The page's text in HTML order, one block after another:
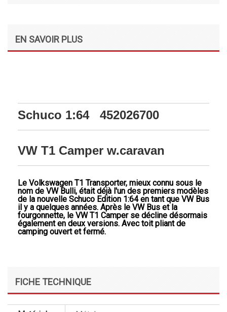
EN SAVOIR PLUS
Schuco 1:64 452026700
VW T1 Camper w.caravan
Le Volkswagen T1 Transporter, mieux connu sous le
nom de VW Bulli, était déjà l'un des premiers modèles
de la nouvelle Schuco Edition 1:64 en tant que VW Bus
il y a quelques années. Après le VW Bus et la
fourgonnette, le VW T1 Camper se décline désormais
également en deux versions. Avec toit pliant de
camping ouvert et fermé.
FICHE TECHNIQUE